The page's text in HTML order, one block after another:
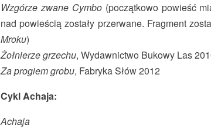
Wzgórze zwane Cymbo(początkowo powieść
nad powieścią zostały przerwane. Fragment
Mroku)
Żołnierze grzechu, Wydawnictwo Bukowy Las
Za progiem grobu, Fabryka Słów 2012
Cykl Achaja:
Achaja